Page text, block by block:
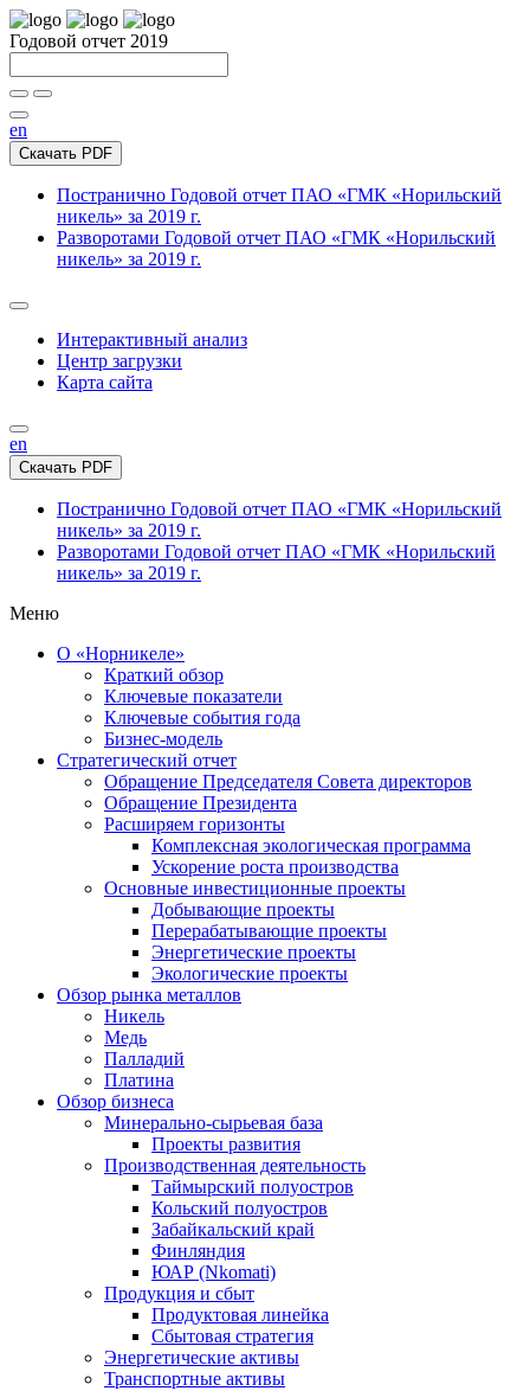
Годовой отчет 2019
en
Скачать PDF
Постранично Годовой отчет ПАО «ГМК «Норильский
никель» за 2019 г.
Разворотами Годовой отчет ПАО «ГМК «Норильский
никель» за 2019 г.
Интерактивный анализ
Центр загрузки
Карта сайта
en
Скачать PDF
Постранично Годовой отчет ПАО «ГМК «Норильский
никель» за 2019 г.
Разворотами Годовой отчет ПАО «ГМК «Норильский
никель» за 2019 г.
Меню
О «Норникеле»
Краткий обзор
Ключевые показатели
Ключевые события года
Бизнес-модель
Стратегический отчет
Обращение Председателя Совета директоров
Обращение Президента
Расширяем горизонты
Комплексная экологическая программа
Ускорение роста производства
Основные инвестиционные проекты
Добывающие проекты
Перерабатывающие проекты
Энергетические проекты
Экологические проекты
Обзор рынка металлов
Никель
Медь
Палладий
Платина
Обзор бизнеса
Минерально-сырьевая база
Проекты развития
Производственная деятельность
Таймырский полуостров
Кольский полуостров
Забайкальский край
Финляндия
ЮАР (Nkomati)
Продукция и сбыт
Продуктовая линейка
Сбытовая стратегия
Энергетические активы
Транспортные активы